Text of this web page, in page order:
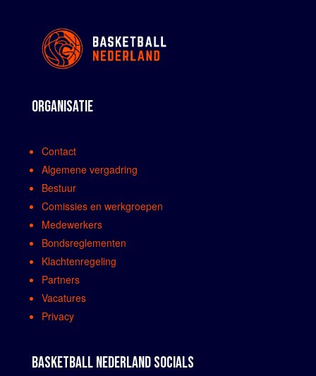
ORGANISATIE
Contact
Algemene vergadring
Bestuur
Comissies en werkgroepen
Medewerkers
Bondsreglementen
Klachtenregeling
Partners
Vacatures
Privacy
BASKETBALL NEDERLAND SOCIALS